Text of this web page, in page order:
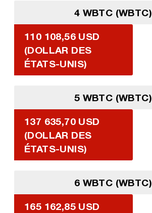
4 WBTC (WBTC)
110 108,56 USD
(DOLLAR DES
ÉTATS-UNIS)
5 WBTC (WBTC)
137 635,70 USD
(DOLLAR DES
ÉTATS-UNIS)
6 WBTC (WBTC)
165 162,85 USD